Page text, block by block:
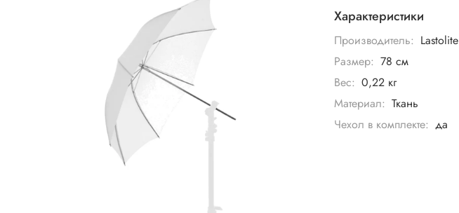
Характеристики
Производитель: Lastolite
Размер: 78 см
Вес: 0,22 кг
Материал: Ткань
Чехол в комплекте: да